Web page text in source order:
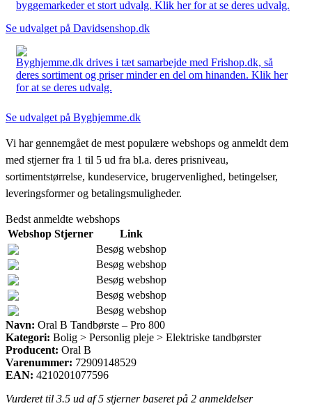
byggemarkeder et stort udvalg. Klik her for at se deres udvalg.
Se udvalget på Davidsenshop.dk
Byghjemme.dk drives i tæt samarbejde med Frishop.dk, så
deres sortiment og priser minder en del om hinanden. Klik her
for at se deres udvalg.
Se udvalget på Byghjemme.dk
Vi har gennemgået de mest populære webshops og anmeldt dem
med stjerner fra 1 til 5 ud fra bl.a. deres prisniveau,
sortimentstørrelse, kundeservice, brugervenlighed, betingelser,
leveringsformer og betalingsmuligheder.
Bedst anmeldte webshops
Webshop Stjerner
Link
Besøg webshop
Besøg webshop
Besøg webshop
Besøg webshop
Besøg webshop
Navn: Oral B Tandbørste – Pro 800
Kategori: Bolig > Personlig pleje > Elektriske tandbørster
Producent: Oral B
Varenummer: 72909148529
EAN: 4210201077596
Vurderet til 3.5 ud af 5 stjerner baseret på 2 anmeldelser